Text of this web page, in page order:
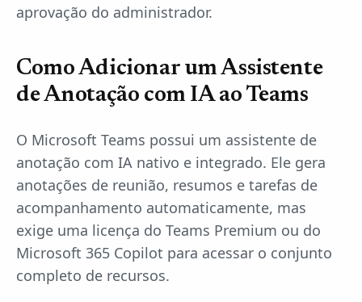
aprovação do administrador.
Como Adicionar um Assistente
de Anotação com IA ao Teams
O Microsoft Teams possui um assistente de
anotação com IA nativo e integrado. Ele gera
anotações de reunião, resumos e tarefas de
acompanhamento automaticamente, mas
exige uma licença do Teams Premium ou do
Microsoft 365 Copilot para acessar o conjunto
completo de recursos.